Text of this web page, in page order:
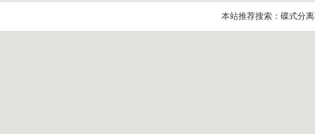
本站推荐搜索：碟式分